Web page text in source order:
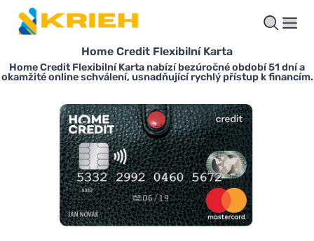
Home Credit Flexibilní Karta
Home Credit Flexibilní Karta nabízí bezúročné období 51 dní a
okamžité online schválení, usnadňující rychlý přístup k financím.